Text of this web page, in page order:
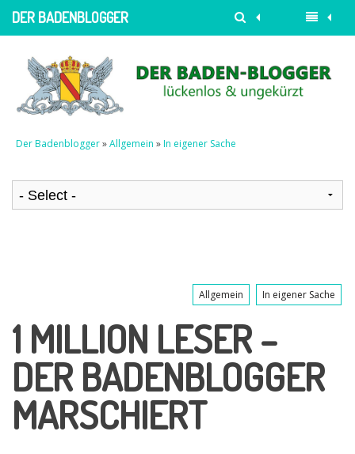
DER BADENBLOGGER
Der Badenblogger»Allgemein »In eigener Sache
Allgemein In eigener Sache
1 MILLION LESER –
DER BADENBLOGGER
MARSCHIERT